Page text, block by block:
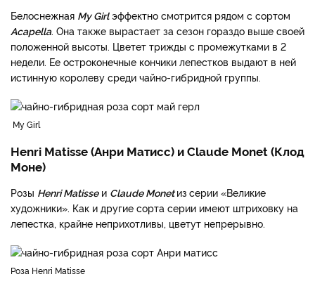
Белоснежная My Girlэффектно смотрится рядом с сортом
Acapella. Она также вырастает за сезон гораздо выше своей
положенной высоты. Цветет трижды с промежутками в 2
недели. Ее остроконечные кончики лепестков выдают в ней
истинную королеву среди чайно-гибридной группы.
My Girl
Henri Matisse (Анри Матисс) и Claude Monet (Клод
Моне)
Розы Henri Matisseи Claude Monetиз серии «Великие
художники». Как и другие сорта серии имеют штриховку на
лепестка, крайне неприхотливы, цветут непрерывно.
Роза Henri Matisse